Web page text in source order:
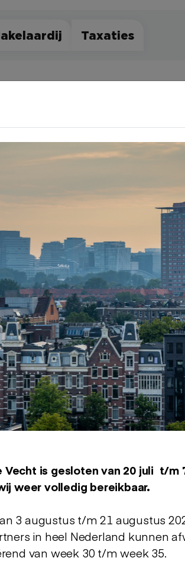
Taxaties
uit
organisatie, om zo voor
het gehele ontwikkelproces.
en risico of particperen
zijn herkenbaar; ze
van alle soorten vastgoed. Door
aanzienlijk verkort. Door
bouwkosten en een
entaxatiesvan het hogere
woning is uniek en een
ons ook aan het juiste adres
Vecht is gesloten van 20 juli t/m
weer volledig bereikbaar.
3 augustus t/m 21 augustus
in heel Nederland kunnen
van week 30 t/m week 35.